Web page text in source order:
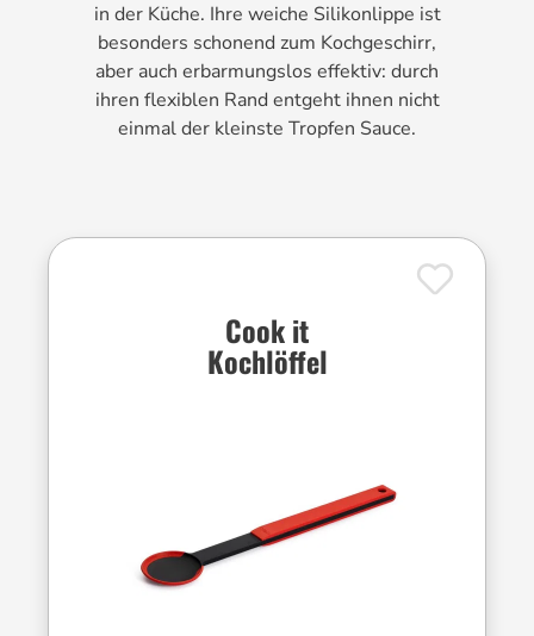
in der Küche. Ihre weiche Silikonlippe ist
besonders schonend zum Kochgeschirr,
aber auch erbarmungslos effektiv: durch
ihren flexiblen Rand entgeht ihnen nicht
einmal der kleinste Tropfen Sauce.
Cook it
Kochlöffel